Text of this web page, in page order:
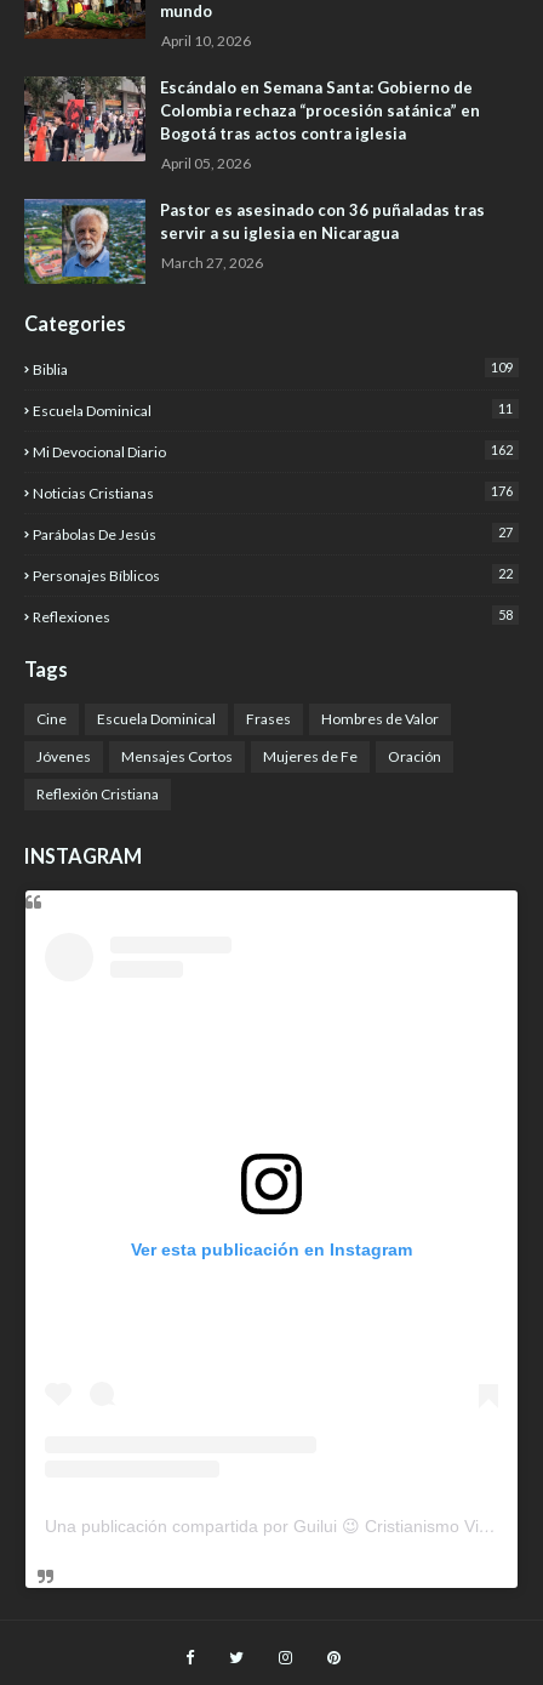
mundo
April 10, 2026
Escándalo en Semana Santa: Gobierno de
Colombia rechaza “procesión satánica” en
Bogotá tras actos contra iglesia
April 05, 2026
Pastor es asesinado con 36 puñaladas tras
servir a su iglesia en Nicaragua
March 27, 2026
Categories
Biblia 109
Escuela Dominical 11
Mi Devocional Diario 162
Noticias Cristianas 176
Parábolas De Jesús 27
Personajes Bíblicos 22
Reflexiones 58
Tags
Cine Escuela Dominical Frases Hombres de Valor
Jóvenes Mensajes Cortos Mujeres de Fe Oración
Reflexión Cristiana
INSTAGRAM
Ver esta publicación en Instagram
Una publicación compartida por Guilui 😉 Cristianismo Viral (@guiluiviral)